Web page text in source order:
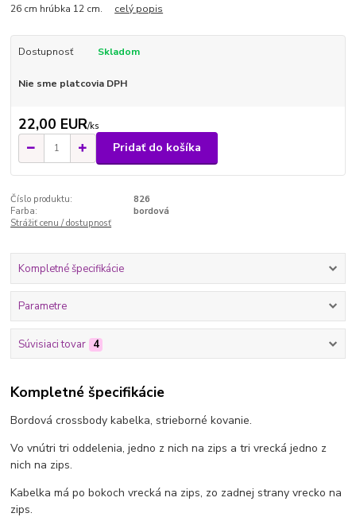
26 cm hrúbka 12 cm. celý popis
Dostupnosť Skladom
Nie sme platcovia DPH
22,00 EUR/ks
Pridať do košíka
Číslo produktu:
826
Farba:
bordová
Strážiť cenu / dostupnosť
Kompletné špecifikácie
Parametre
Súvisiaci tovar 4
Kompletné špecifikácie
Bordová crossbody kabelka, strieborné kovanie.
Vo vnútri tri oddelenia, jedno z nich na zips a tri vrecká jedno z
nich na zips.
Kabelka má po bokoch vrecká na zips, zo zadnej strany vrecko na
zips.